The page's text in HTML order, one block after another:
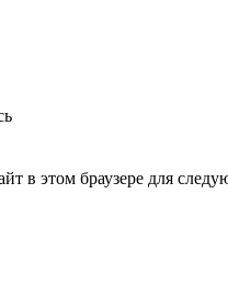
в этом браузере для